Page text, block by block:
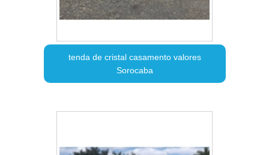
tenda de cristal casamento valores
Sorocaba